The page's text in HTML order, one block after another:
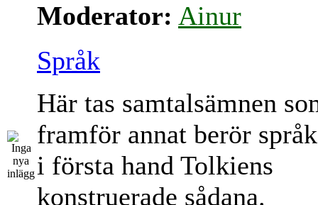
Moderator: Ainur
Språk
Här tas samtalsämnen
framför annat berör
i första hand Tolkiens
konstruerade sådana.